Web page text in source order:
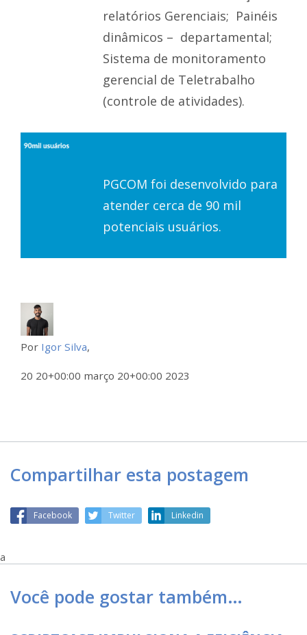
relatórios Gerenciais; Painéis
dinâmicos – departamental;
Sistema de monitoramento
gerencial de Teletrabalho
(controle de atividades).
PGCOM foi desenvolvido para
atender cerca de 90 mil
potenciais usuários.
Por Igor Silva,
20 20+00:00 março 20+00:00 2023
Compartilhar esta postagem
Facebook Twitter Linkedin
a
Você pode gostar também…